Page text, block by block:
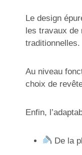
Le design
les travaux de
traditionnelles.
Au niveau
choix de
Enfin,
De la